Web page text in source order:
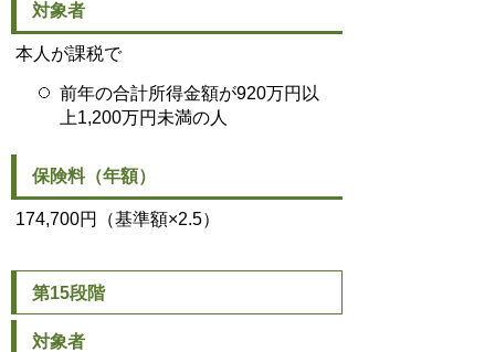
対象者
本人が課税で
前年の合計所得金額が920万円以
上1,200万円未満の人
保険料（年額）
174,700円（基準額×2.5）
第15段階
対象者